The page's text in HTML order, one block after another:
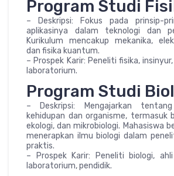
Program Studi
– Deskripsi: Fokus pada prinsip-
aplikasinya dalam teknologi dan
Kurikulum mencakup mekanika,
dan fisika kuantum.
– Prospek Karir: Peneliti fisika,
laboratorium.
Program Studi
– Deskripsi: Mengajarkan
kehidupan dan organisme, termasuk
ekologi, dan mikrobiologi. Mahasiswa
menerapkan ilmu biologi dalam
praktis.
– Prospek Karir: Peneliti biologi,
laboratorium, pendidik.